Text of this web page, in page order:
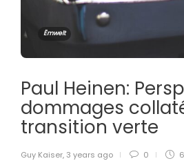
Ëmwelt
Paul Heinen:
dommages
transition verte
Guy Kaiser, 3 years ago 0